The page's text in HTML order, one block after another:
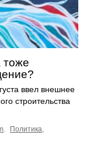
тоже
ввел внешнее
строительства
. Политика,